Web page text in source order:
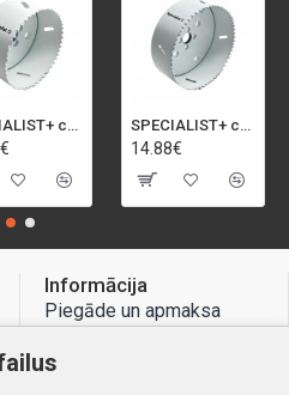
SPECIALIST+ caurumu zāģis BI-METAL, 92 mm SPECIALIST+ caurumu zāģis BI-METAL, 98 mm
14.88€
Informācija
Piegāde un apmaksa
Atteikuma tiesības